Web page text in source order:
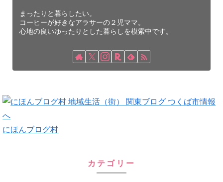
まったりと暮らしたい。
コーヒーが好きなアラサーの２児ママ。
心地の良いゆったりとした暮らしを模索中です。
にほんブログ村
カテゴリー